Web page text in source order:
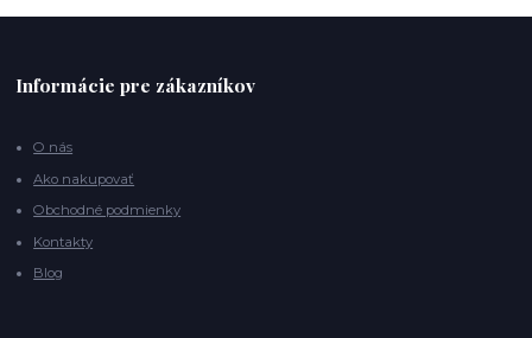
Informácie pre zákazníkov
O nás
Ako nakupovať
Obchodné podmienky
Kontakty
Blog